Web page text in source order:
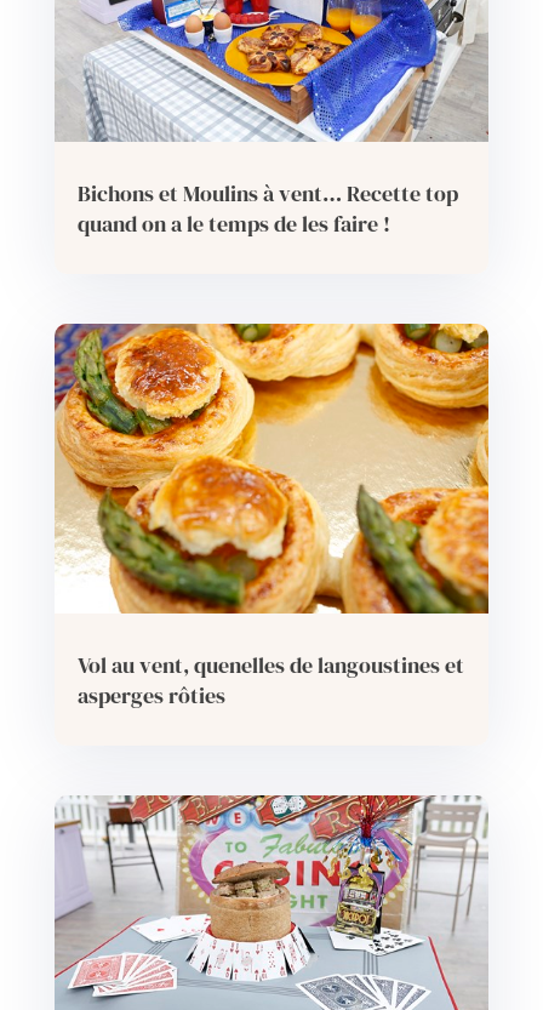
Bichons et Moulins à vent… Recette top
quand on a le temps de les faire !
Vol au vent, quenelles de langoustines et
asperges rôties